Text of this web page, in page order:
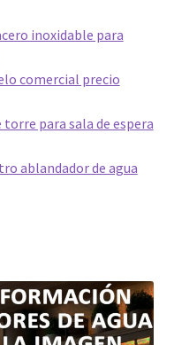
inoxidable para
comercial precio
torre para sala de espera
ablandador de agua